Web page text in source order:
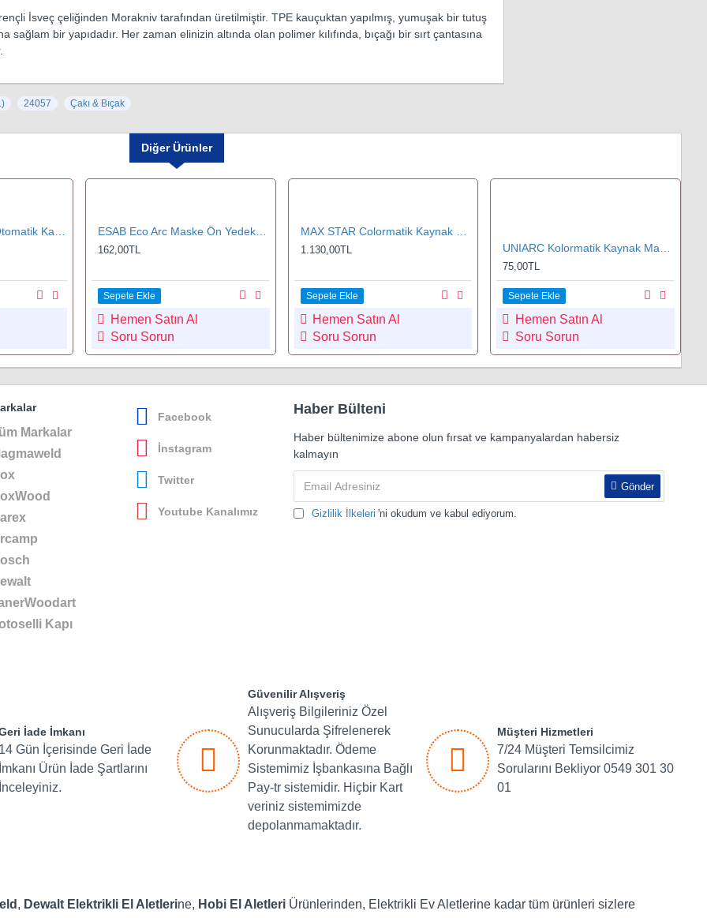
İsveç çeliğinden Morakniv tarafından üretilmiştir. TPE kauçuktan yapılmış, yumuşak bir tutuş
bir yapıdadır. Her zaman elinizin altında olan polimer kılıfında, bıçağı bir sırt çantasına
24057 Çakı & Bıçak
Diğer Ürünler
162,00TL
Sepete Ekle
Hemen Satın Al
Soru Sorun
1.130,00TL
Sepete Ekle
Hemen Satın Al
Soru Sorun
75,00TL
Sepete Ekle
Hemen Satın Al
Soru Sorun
Markalar
Kapı
Facebook
İnstagram
Twitter
Youtube Kanalımız
Haber Bülteni
Haber bültenimize abone olun fırsat ve kampanyalardan habersiz
kalmayın
Gönder
Gizlilik İlkeleri 'ni okudum ve kabul ediyorum.
İade İmkanı
14 Gün İçerisinde Geri İade
İmkanı Ürün İade Şartlarını
İnceleyiniz.
Güvenilir Alışveriş
Alışveriş Bilgileriniz Özel
Sunucularda Şifrelenerek
Korunmaktadır. Ödeme
Sistemimiz İşbankasına Bağlı
Pay-tr sistemidir. Hiçbir Kart
veriniz sistemimizde
depolanmamaktadır.
Müşteri Hizmetleri
7/24 Müşteri Temsilcimiz
Sorularını Bekliyor 0549 301 30
01
, Dewalt Elektrikli El Aletlerine, Hobi El Aletleri Ürünlerinden, Elektrikli Ev Aletlerine kadar tüm ürünleri sizlere